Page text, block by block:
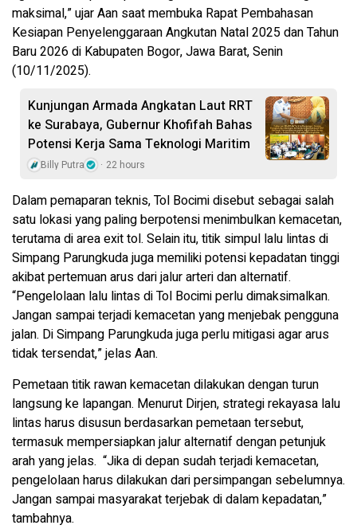
maksimal,” ujar Aan saat membuka Rapat Pembahasan
Kesiapan Penyelenggaraan Angkutan Natal 2025 dan Tahun
Baru 2026 di Kabupaten Bogor, Jawa Barat, Senin
(10/11/2025).
Kunjungan Armada Angkatan Laut RRT
ke Surabaya, Gubernur Khofifah Bahas
Potensi Kerja Sama Teknologi Maritim
Billy Putra 22 hours
Dalam pemaparan teknis, Tol Bocimi disebut sebagai salah
satu lokasi yang paling berpotensi menimbulkan kemacetan,
terutama di area exit tol. Selain itu, titik simpul lalu lintas di
Simpang Parungkuda juga memiliki potensi kepadatan tinggi
akibat pertemuan arus dari jalur arteri dan alternatif.
“Pengelolaan lalu lintas di Tol Bocimi perlu dimaksimalkan.
Jangan sampai terjadi kemacetan yang menjebak pengguna
jalan. Di Simpang Parungkuda juga perlu mitigasi agar arus
tidak tersendat,” jelas Aan.
Pemetaan titik rawan kemacetan dilakukan dengan turun
langsung ke lapangan. Menurut Dirjen, strategi rekayasa lalu
lintas harus disusun berdasarkan pemetaan tersebut,
termasuk mempersiapkan jalur alternatif dengan petunjuk
arah yang jelas. “Jika di depan sudah terjadi kemacetan,
pengelolaan harus dilakukan dari persimpangan sebelumnya.
Jangan sampai masyarakat terjebak di dalam kepadatan,”
tambahnya.